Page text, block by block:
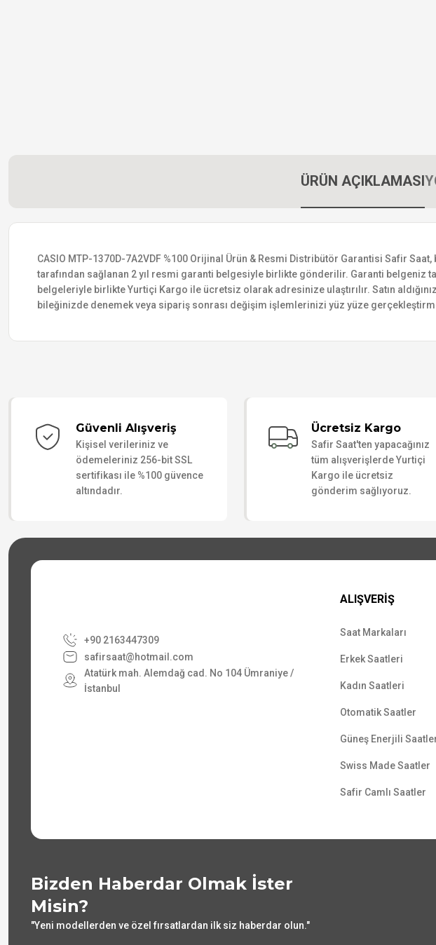
ÜRÜN AÇIKLAMASI
CASIO MTP-1370D-7A2VDF %100 Orijinal Ürün & Resmi Distribütör Garantisi Safir
tarafından sağlanan 2 yıl resmi garanti belgesiyle birlikte gönderilir. Garanti belgeniz
belgeleriyle birlikte Yurtiçi Kargo ile ücretsiz olarak adresinize ulaştırılır. Satın
bileğinizde denemek veya sipariş sonrası değişim işlemlerinizi yüz yüze
Güvenli Alışveriş
Kişisel verileriniz ve
ödemeleriniz 256-bit SSL
sertifikası ile %100 güvence
altındadır.
Ücretsiz Kargo
Safir Saat'ten yapacağınız
tüm alışverişlerde Yurtiçi
Kargo ile ücretsiz
gönderim sağlıyoruz.
+90 2163447309
safirsaat@hotmail.com
Atatürk mah. Alemdağ cad. No 104 Ümraniye /
İstanbul
ALIŞVERİŞ
Saat Markaları
Erkek Saatleri
Kadın Saatleri
Otomatik Saatler
Güneş Enerjili
Swiss Made Saatler
Safir Camlı Saatler
Bizden Haberdar Olmak İster
Misin?
"Yeni modellerden ve özel fırsatlardan ilk siz haberdar olun."